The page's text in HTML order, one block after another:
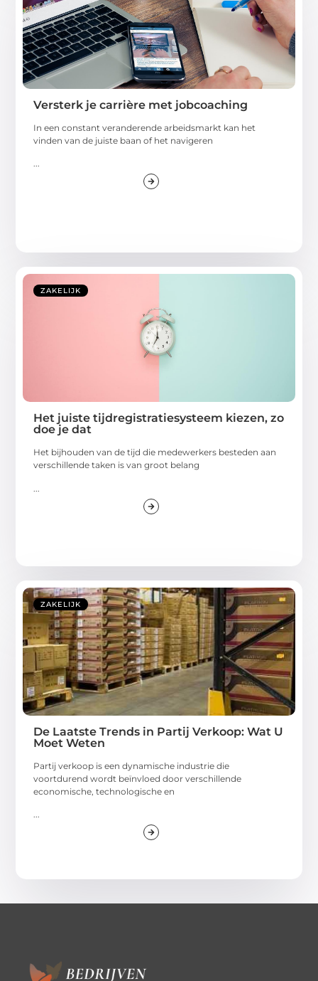
Versterk je carrière met jobcoaching
In een constant veranderende arbeidsmarkt kan het
vinden van de juiste baan of het navigeren
...
ZAKELIJK
Het juiste tijdregistratiesysteem kiezen, zo
doe je dat
Het bijhouden van de tijd die medewerkers besteden aan
verschillende taken is van groot belang
ZAKELIJK
De Laatste Trends in Partij Verkoop: Wat U
Moet Weten
Partij verkoop is een dynamische industrie die
voortdurend wordt beïnvloed door verschillende
economische, technologische en